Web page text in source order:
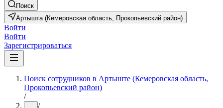
Поиск
Артышта (Кемеровская область, Прокопьевский район)
Войти
Войти
Зарегистрироваться
Поиск сотрудников в Артыште (Кемеровская область,
Прокопьевский район)
/
... /